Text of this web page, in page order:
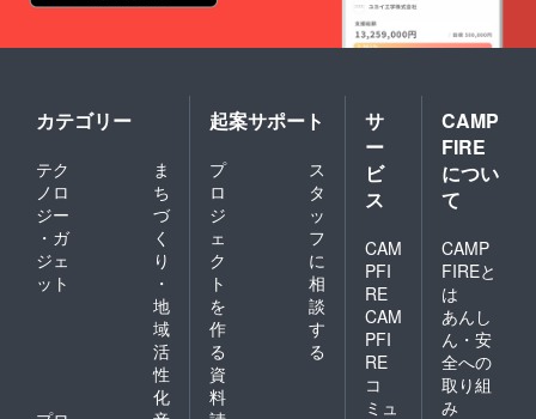
カテゴリー
テク
ノロ
ジー
・ガ
ジェ
ット
ま
ち
づ
く
り
・
地
域
活
性
化
起案サポート
プ
ロ
ジ
ェ
ク
ト
を
作
る
ス
タ
ッ
フ
に
相
談
す
る
資
料
サ
ー
ビ
ス
CAM
PFI
RE
CAM
PFI
RE
コ
ミュ
CAMP
FIRE
につい
て
CAMP
FIREと
は
あんし
ん・安
全への
取り組
み